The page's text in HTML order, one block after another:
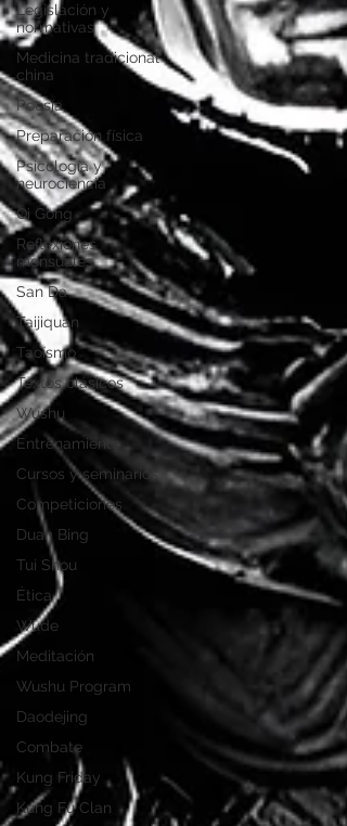
Legislación y
normativas
Medicina tradicional
china
Poesía
Preparación física
Psicología y
neurociencia
Qi Gong
Reflexiones
mensuales
San Da
Taijiquan
Taoísmo
Textos clásicos
Wushu
Entrenamiento
Cursos y seminarios
Competiciones
Duan Bing
Tui Shou
Ética
Wude
Meditación
Wushu Program
Daodejing
Combate
Kung Friday
Kung Fu Clan